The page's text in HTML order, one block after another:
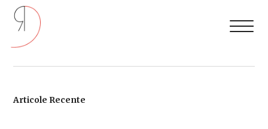
Articole Recente